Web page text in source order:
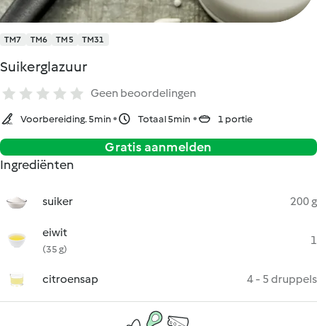
TM7 TM6 TM5 TM31
Suikerglazuur
Geen beoordelingen
Voorbereiding. 5min Totaal 5min 1 portie
Gratis aanmelden
Ingrediënten
suiker 200 g
eiwit
(35 g)
1
citroensap 4 - 5 druppels